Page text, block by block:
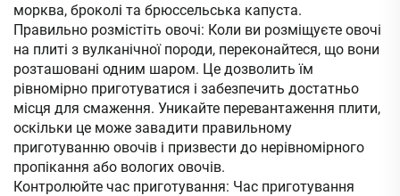
морква, броколі та брюссельська капуста.
Правильно розмістіть овочі: Коли ви розміщуєте овочі
на плиті з вулканічної породи, переконайтеся, що вони
розташовані одним шаром. Це дозволить їм
рівномірно приготуватися і забезпечить достатньо
місця для смаження. Уникайте перевантаження плити,
оскільки це може завадити правильному
приготуванню овочів і призвести до нерівномірного
пропікання або вологих овочів.
Контролюйте час приготування: Час приготування